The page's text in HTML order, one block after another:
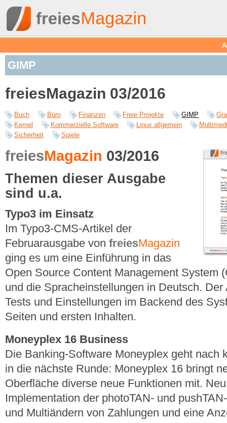
GIMP
freiesMagazin 03/2016
Buch Büro Finanzen Freie Projekte GIMP
Kernel
Kommerzielle Software Linux allgemein
Sicherheit
Spiele
freiesMagazin 03/2016
Themen dieser Ausgabe
sind u.a.
Typo3 im Einsatz
Im Typo3-CMS-Artikel der
Februarausgabe von freiesMagazin
ging es um eine Einführung in das
Open Source Content Management System
und die Spracheinstellungen in Deutsch.
Tests und Einstellungen im Backend des
Seiten und ersten Inhalten.
Moneyplex 16 Business
Die Banking-Software Moneyplex geht nach
in die nächste Runde: Moneyplex 16 bringt
Oberfläche diverse neue Funktionen mit.
Implementation der photoTAN- und
und Multiändern von Zahlungen und eine